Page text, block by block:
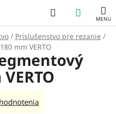
Hľadať
KOŠÍK
/ Príslušenstvo pre rezanie /
mm VERTO